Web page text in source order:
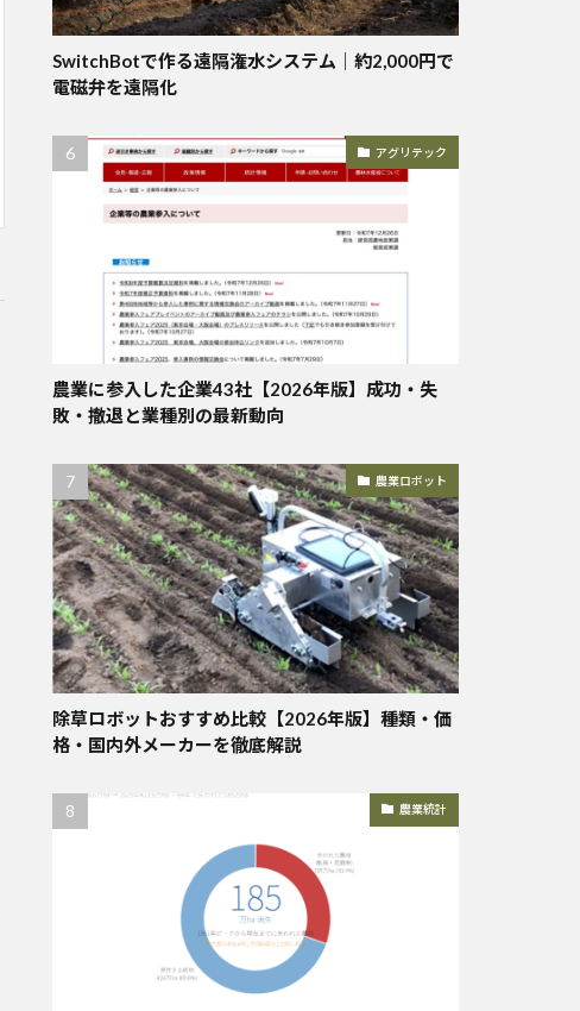
SwitchBotで作る遠隔潅水システム｜約2,000円で
電磁弁を遠隔化
アグリテック
農業に参入した企業43社【2026年版】成功・失
敗・撤退と業種別の最新動向
農業ロボット
除草ロボットおすすめ比較【2026年版】種類・価
格・国内外メーカーを徹底解説
農業統計